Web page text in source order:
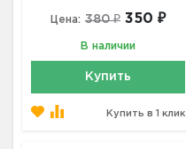
Цена: 380 ₽ 350 ₽
В наличии
Купить
Купить в 1 клик